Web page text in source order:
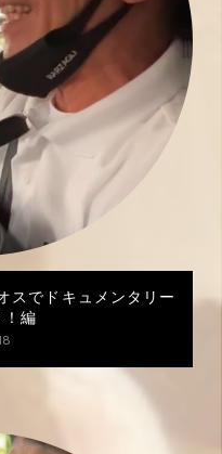
スでドキュメンタリー
編